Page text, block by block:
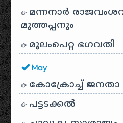
മന്നനാർ
മുത്തപ്പനും
മൂലംപെറ്റ ഭഗവതി
May
കോക്രോച്ച് ജനതാ
പട്ടടക്കൽ